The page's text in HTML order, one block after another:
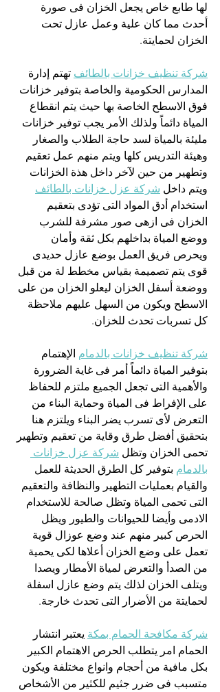
لها طابع خاص يجعل الخزان فى صورة
أحدث مما كان علية وعمل عازل تحت
الخزان لحمايتة.
شركة تنظيف خزانات بالطائف تهتم إدارة
المدارس الحكومية والخاصة بتوفير خزانات
فوق الاسطح الخاصة بها حيث يتم انقطاع
المياة دائماً ولذلك الأمر يجب توفير خزانات
مليئة بالمياة لسد حاجة الطلاب والصغار
وهيئة التدريس كلها ويتم منهم عمل تعقيم
وتطهير من حين لآخر داخل هذة الخزانات
ويتم داخل شركة عزل خزانات بالطائف
استخدام أدق المواد التى تؤدى بتعقيم
الخزان فى ازهى صور مشرفة للشرب
ووضع المياة بداخلهم بكل ثقة وأمان
ويحرص فريق العمل بوضع عازل حديدى
قوى يتم تصميمة بقياس مخطط لة من قبل
ووضعة أسفل الخزان ليعلو الخزان من على
الاسطح ويكون من السهل عليهم ملاحظة
كل تسربات تحدث للخزان.
شركة تنظيف خزانات بالدمام الإهتمام
بتوفير المياة دائماً أمر فى غاية الضرورة
والأهمية التى تجعل الجميع ملتزم للحفاظ
على الإفراط فى المياة وحماية البناء من
التعرض لأى تسرب يضر البناء ويلتزم هنا
بتحقيق أفضل طرق وقاية من تعقيم وتطهير
تحمى الخزان وتظل شركة عزل خزانات
بالدمام بتوفير كل الطرق الحديثة للعمل
والقيام بعمليات التطهير والنظافة والتعقيم
التى تحمى المياة وتظل صالحة للاستخدام
الادمى وأيضا للحيوانات والطيور ويظل
الحرص كبير منهم عند وضع عوزال قوية
تعمل على وضع الخزان أعلاها لكى يحمية
من الصدأ والتعرض لمياة الأمطار ويصدا
ويتلف الخزان لذلك يتم وضع عازل اسفلة
لحمايتة من الأضرار التى تحدث خارجة.
شركة مكافحة الحمام بمكة يعتبر انتشار
الحمام امر يتطلب الحرص الاهتمام الكبير
بكل مافية من أحجام وانواع مختلفة ويكون
متسبب فى ضرر جثيم للكثير من الأشخاص